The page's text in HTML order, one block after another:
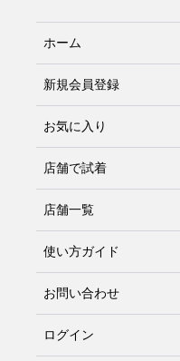
ホーム
新規会員登録
お気に入り
店舗で試着
店舗一覧
使い方ガイド
お問い合わせ
ログイン